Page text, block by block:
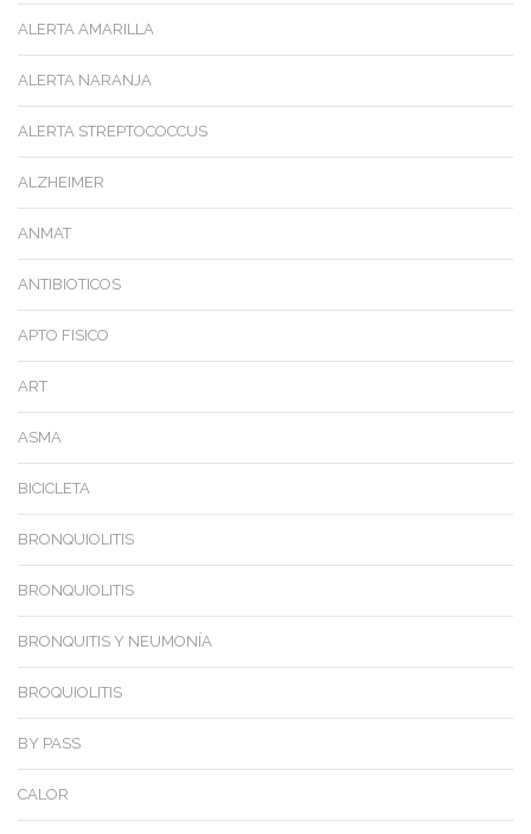
ALERTA AMARILLA
ALERTA NARANJA
ALERTA STREPTOCOCCUS
ALZHEIMER
ANMAT
ANTIBIOTICOS
APTO FISICO
ART
ASMA
BICICLETA
BRONQUIOLITIS
BRONQUIOLITIS
BRONQUITIS Y NEUMONÍA
BROQUIOLITIS
BY PASS
CALOR